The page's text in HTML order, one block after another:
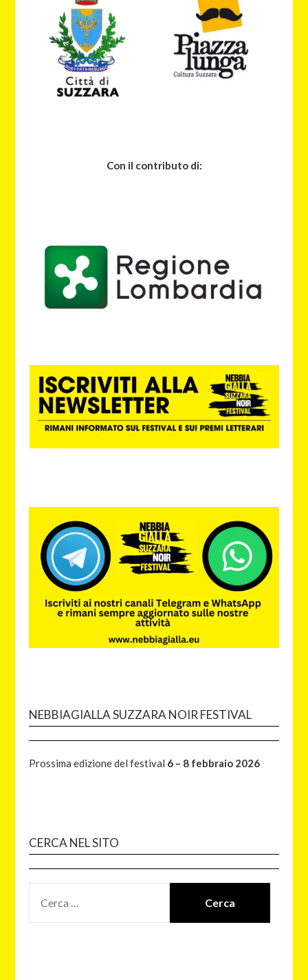
Con il contributo di:
NEBBIAGIALLA SUZZARA NOIR FESTIVAL
Prossima edizione del festival 6 – 8 febbraio 2026
CERCA NEL SITO